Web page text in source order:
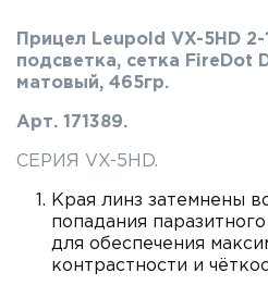
Прицел Leupold VX-5HD
подсветка, сетка FireDot
матовый, 465гр.
Арт. 171389.
СЕРИЯ VX-5HD.
Края линз затемнены
попадания
для обеспечения
контрастности и